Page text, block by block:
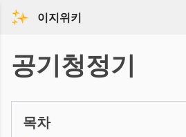
이지위키
공기청정기
목차